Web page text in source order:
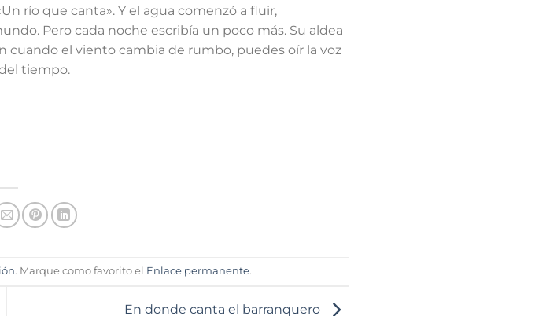
río que canta». Y el agua comenzó a fluir,
Pero cada noche escribía un poco más. Su aldea
cuando el viento cambia de rumbo, puedes oír la voz
tiempo.
. Marque como favorito el Enlace permanente.
En donde canta el barranquero